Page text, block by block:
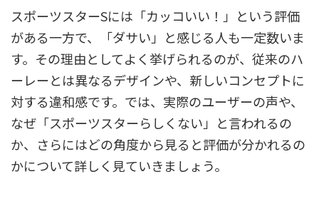
スポーツスターSには「カッコいい！」という評価
がある一方で、「ダサい」と感じる人も一定数いま
す。その理由としてよく挙げられるのが、従来のハ
ーレーとは異なるデザインや、新しいコンセプトに
対する違和感です。では、実際のユーザーの声や、
なぜ「スポーツスターらしくない」と言われるの
か、さらにはどの角度から見ると評価が分かれるの
かについて詳しく見ていきましょう。